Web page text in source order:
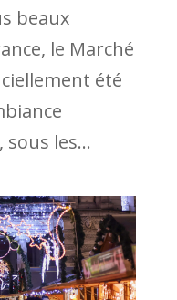
beaux
le Marché
été
les...